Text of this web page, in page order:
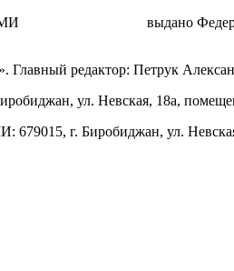
выдано
редактор: Петрук
ул. Невская, 18а,
679015, г. Биробиджан, ул.